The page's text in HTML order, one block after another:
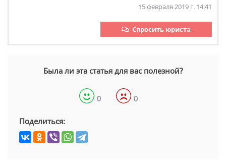
15 февраля 2019 г. 14:41
Спросить юриста
Была ли эта статья для вас полезной?
0 0
Поделиться: